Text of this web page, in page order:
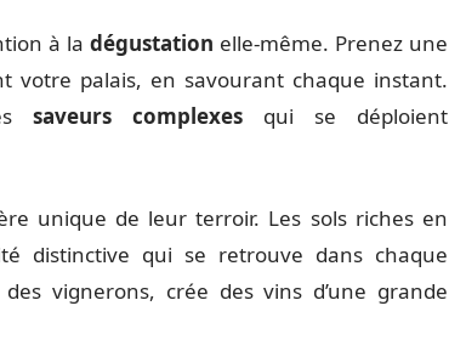
à la dégustation elle-même. Prenez une
votre palais, en savourant chaque instant.
saveurs complexesqui se déploient
unique de leur terroir. Les sols riches en
distinctive qui se retrouve dans chaque
vignerons, crée des vins d’une grande